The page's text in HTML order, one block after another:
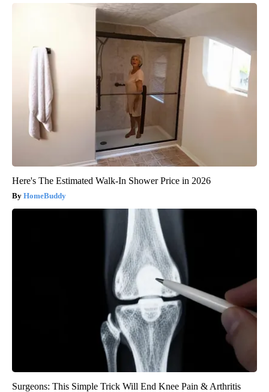
Here's The Estimated Walk-In Shower Price in 2026
HomeBuddy
Surgeons: This Simple Trick Will End Knee Pain & Arthritis